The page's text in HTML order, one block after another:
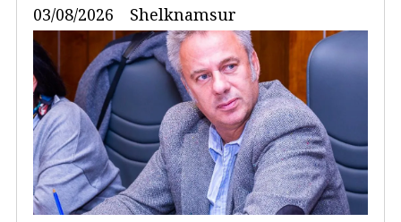
Shelknamsur
03/08/2026